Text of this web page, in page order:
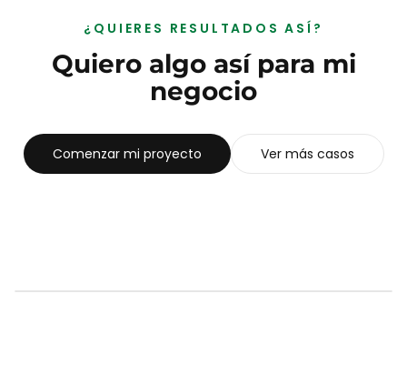
¿QUIERES RESULTADOS ASÍ?
Quiero algo así para mi
negocio
Comenzar mi proyecto Ver más casos